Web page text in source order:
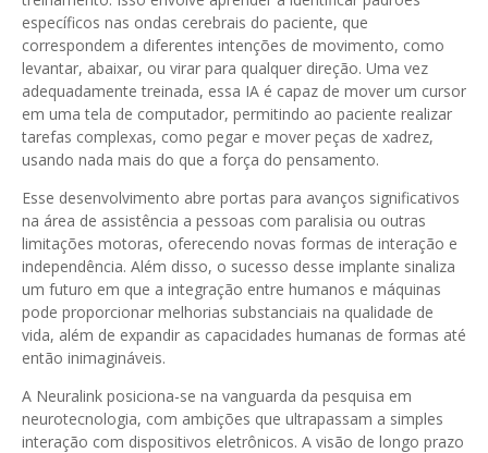
específicos nas ondas cerebrais do paciente, que
correspondem a diferentes intenções de movimento, como
levantar, abaixar, ou virar para qualquer direção. Uma vez
adequadamente treinada, essa IA é capaz de mover um cursor
em uma tela de computador, permitindo ao paciente realizar
tarefas complexas, como pegar e mover peças de xadrez,
usando nada mais do que a força do pensamento.
Esse desenvolvimento abre portas para avanços significativos
na área de assistência a pessoas com paralisia ou outras
limitações motoras, oferecendo novas formas de interação e
independência. Além disso, o sucesso desse implante sinaliza
um futuro em que a integração entre humanos e máquinas
pode proporcionar melhorias substanciais na qualidade de
vida, além de expandir as capacidades humanas de formas até
então inimagináveis.
A Neuralink posiciona-se na vanguarda da pesquisa em
neurotecnologia, com ambições que ultrapassam a simples
interação com dispositivos eletrônicos. A visão de longo prazo